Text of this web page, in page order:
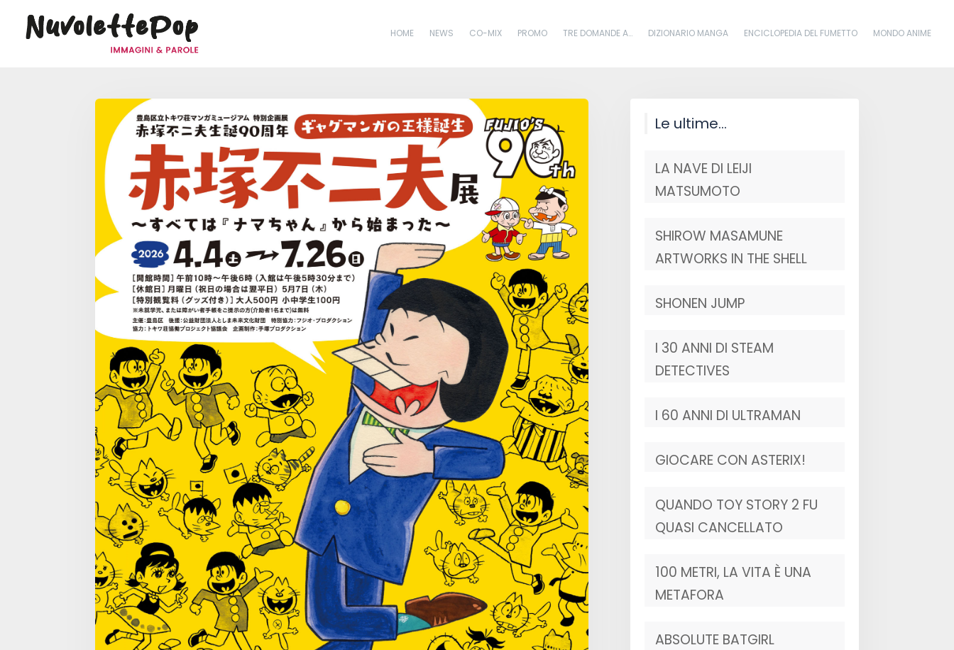
HOME NEWS CO-MIX PROMO TRE DOMANDE A… DIZIONARIO MANGA ENCICLOPEDIA DEL FUMETTO MONDO ANIME
Le ultime…
LA NAVE DI LEIJI
MATSUMOTO
SHIROW MASAMUNE
ARTWORKS IN THE SHELL
SHONEN JUMP
I 30 ANNI DI STEAM
DETECTIVES
I 60 ANNI DI ULTRAMAN
GIOCARE CON ASTERIX!
QUANDO TOY STORY 2 FU
QUASI CANCELLATO
100 METRI, LA VITA È UNA
METAFORA
ABSOLUTE BATGIRL